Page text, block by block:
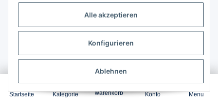
Schwarz, C406 CLT-C406S Cyan, Y406 CLT-Y406S Gelb,
Startseite Kategorie
0
warenkorb Konto Menu
Alle akzeptieren
Konfigurieren
Ablehnen